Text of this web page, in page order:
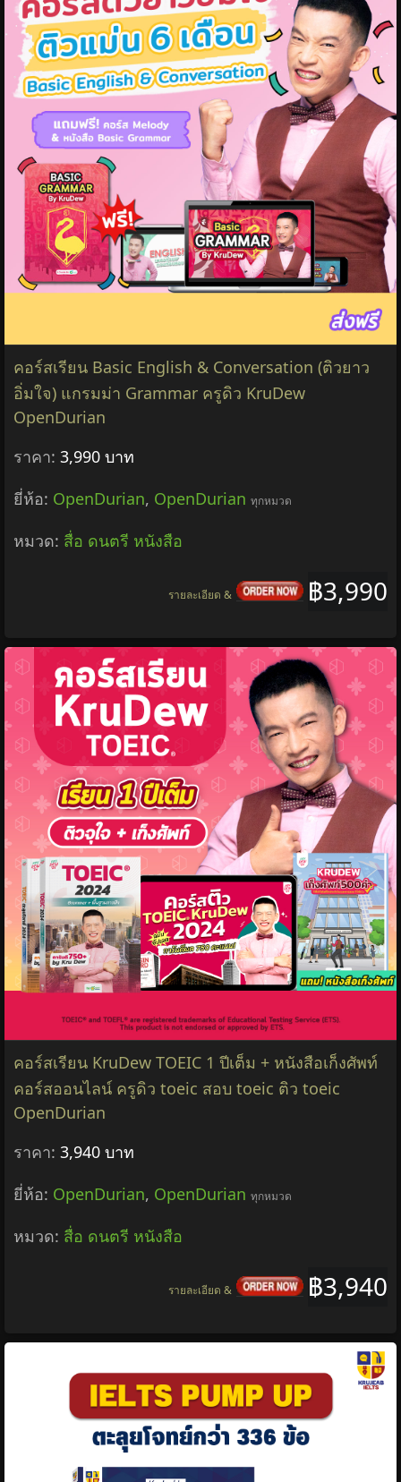
คอร์สเรียน Basic English & Conversation (ติวยาว
อิ่มใจ) แกรมม่า Grammar ครูดิว KruDew
OpenDurian
ราคา: 3,990 บาท
ยี่ห้อ: OpenDurian, OpenDurian ทุกหมวด
หมวด: สื่อ ดนตรี หนังสือ
฿3,990
รายละเอียด &
คอร์สเรียน KruDew TOEIC 1 ปีเต็ม + หนังสือเก็งศัพท์
คอร์สออนไลน์ ครูดิว toeic สอบ toeic ติว toeic
OpenDurian
ราคา: 3,940 บาท
ยี่ห้อ: OpenDurian, OpenDurian ทุกหมวด
หมวด: สื่อ ดนตรี หนังสือ
฿3,940
รายละเอียด &